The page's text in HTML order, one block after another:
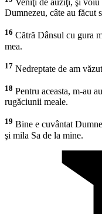
Veniţi de auziţi, şi voiu
Dumnezeu, câte au făcut
16 Cătră Dânsul cu gura
mea.
17 Nedreptate de am
18 Pentru aceasta, m-au
rugăciunii meale.
19 Bine e cuvântat
şi mila Sa de la mine.